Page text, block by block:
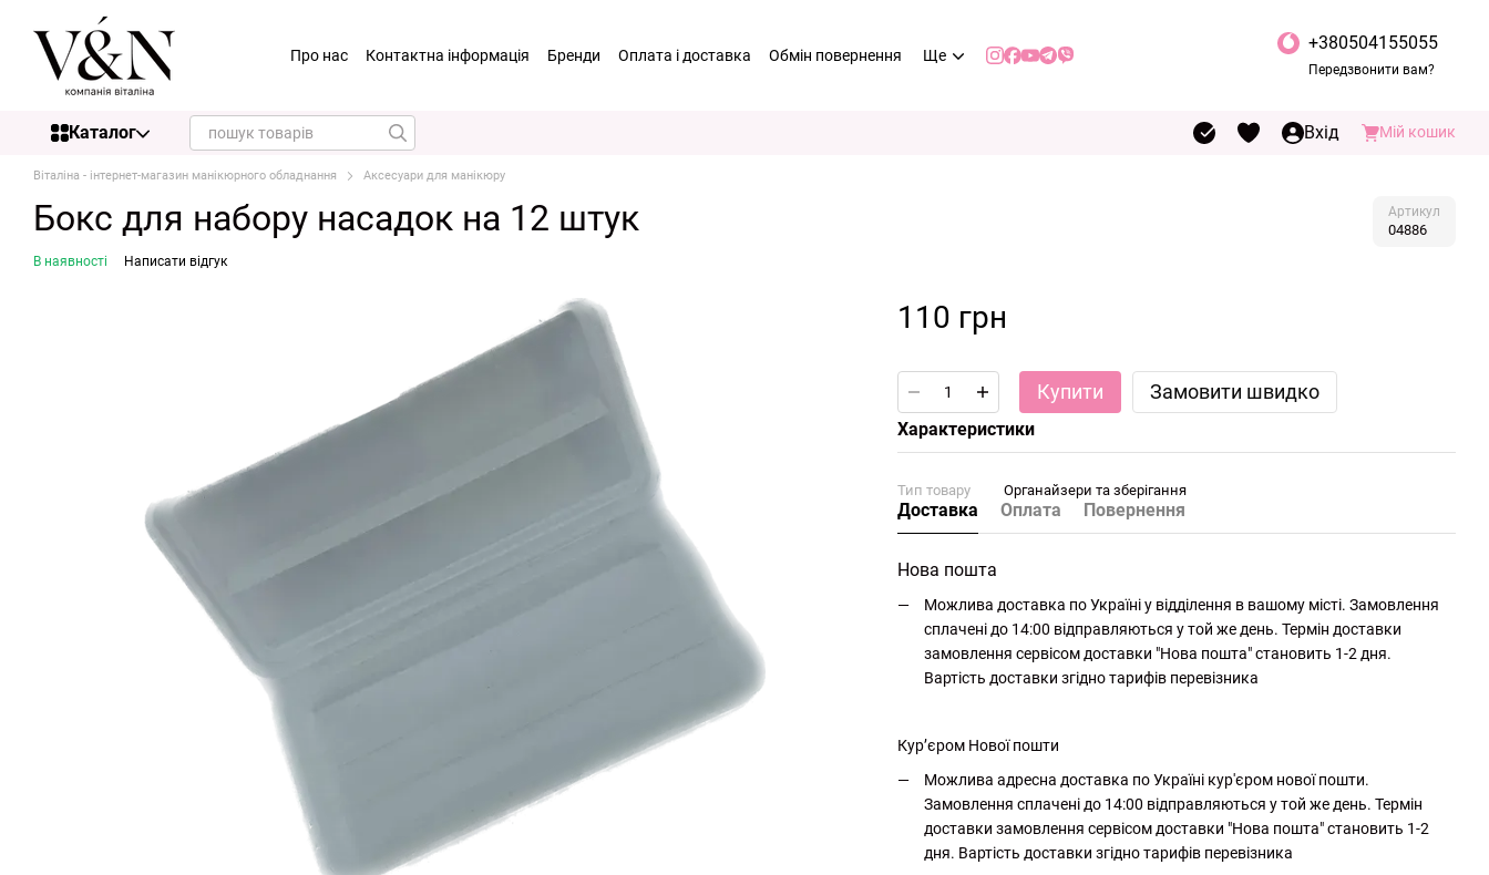
Перейти до основного контенту
Про нас Контактна інформація Бренди Оплата і доставка Обмін повернення Ще
+380504155055
Передзвонити вам?
Каталог Вхід Мій кошик
Віталіна - інтернет-магазин манікюрного обладнання Аксесуари для манікюру
Бокс для набору насадок на 12 штук Артикул
04886
В наявності Написати відгук
110 грн
Купити Замовити швидко
Характеристики
Тип товару Органайзери та зберігання
Доставка Оплата Повернення
Нова пошта
Можлива доставка по Україні у відділення в вашому місті. Замовлення
сплачені до 14:00 відправляються у той же день. Термін доставки
замовлення сервісом доставки "Нова пошта" становить 1-2 дня.
Вартість доставки згідно тарифів перевізника
Кур’єром Нової пошти
Можлива адресна доставка по Україні кур'єром нової пошти.
Замовлення сплачені до 14:00 відправляються у той же день. Термін
доставки замовлення сервісом доставки "Нова пошта" становить 1-2
дня. Вартість доставки згідно тарифів перевізника